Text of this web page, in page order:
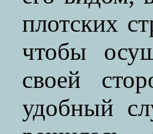
плотских
чтобы
своей
удобный